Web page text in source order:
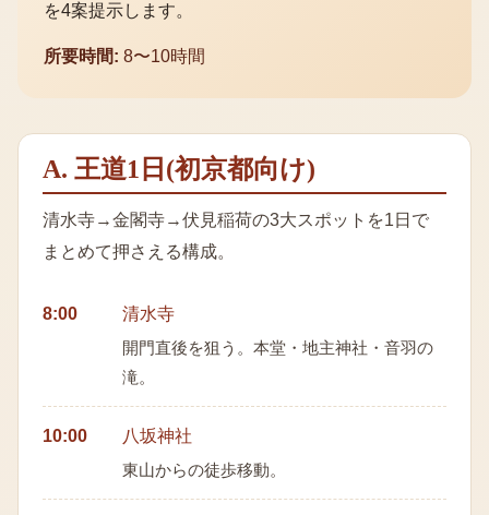
を4案提示します。
所要時間: 8〜10時間
A. 王道1日(初京都向け)
清水寺→金閣寺→伏見稲荷の3大スポットを1日で
まとめて押さえる構成。
8:00 清水寺
開門直後を狙う。本堂・地主神社・音羽の
滝。
10:00 八坂神社
東山からの徒歩移動。